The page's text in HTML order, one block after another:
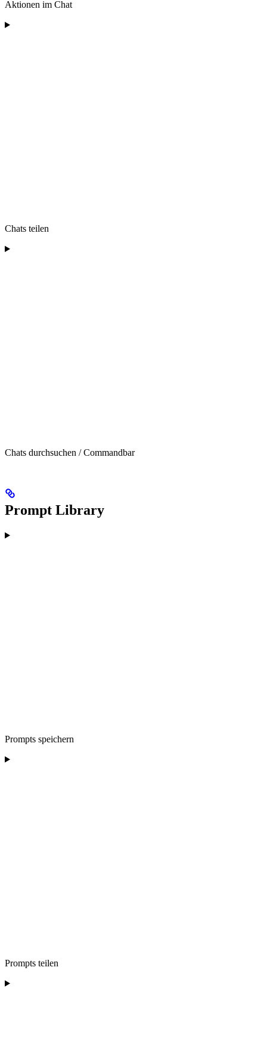
Aktionen im Chat
Chats teilen
Chats durchsuchen / Commandbar
Prompt Library
Prompts speichern
Prompts teilen